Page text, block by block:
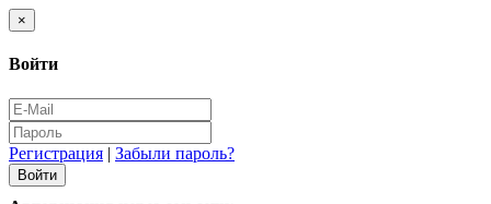
×
Войти
Регистрация | Забыли пароль?